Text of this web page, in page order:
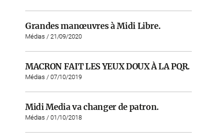
Grandes manœuvres à Midi Libre.
Médias / 21/09/2020
MACRON FAIT LES YEUX DOUX À LA PQR.
Médias / 07/10/2019
Midi Media va changer de patron.
Médias / 01/10/2018